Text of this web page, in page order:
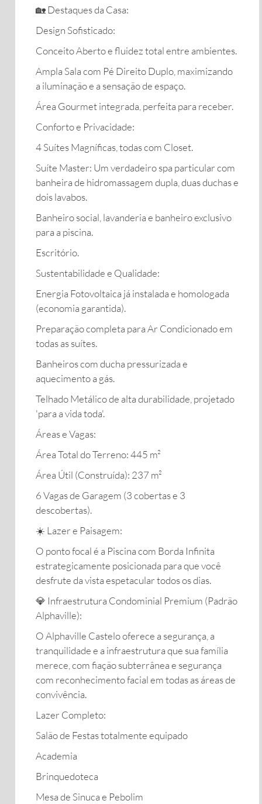
​🏡 Destaques da Casa:
​Design Sofisticado:
​Conceito Aberto e fluidez total entre ambientes.
​Ampla Sala com Pé Direito Duplo, maximizando
a iluminação e a sensação de espaço.
​Área Gourmet integrada, perfeita para receber.
​Conforto e Privacidade:
​4 Suítes Magníficas, todas com Closet.
​Suíte Master: Um verdadeiro spa particular com
banheira de hidromassagem dupla, duas duchas e
dois lavabos.
​Banheiro social, lavanderia e banheiro exclusivo
para a piscina.
Escritório.
​Sustentabilidade e Qualidade:
​Energia Fotovoltaica já instalada e homologada
(economia garantida).
​Preparação completa para Ar Condicionado em
todas as suítes.
​Banheiros com ducha pressurizada e
aquecimento a gás.
​Telhado Metálico de alta durabilidade, projetado
'para a vida toda'.
​Áreas e Vagas:
​Área Total do Terreno: 445 m²
​Área Útil (Construída): 237 m²
​6 Vagas de Garagem (3 cobertas e 3
descobertas).
​☀️ Lazer e Paisagem:
​O ponto focal é a Piscina com Borda Infinita
estrategicamente posicionada para que você
desfrute da vista espetacular todos os dias.
​💎 Infraestrutura Condominial Premium (Padrão
Alphaville):
​O Alphaville Castelo oferece a segurança, a
tranquilidade e a infraestrutura que sua família
merece, com fiação subterrânea e segurança
com reconhecimento facial em todas as áreas de
convivência.
​Lazer Completo:
​Salão de Festas totalmente equipado
​Academia
​Brinquedoteca
​Mesa de Sinuca e Pebolim